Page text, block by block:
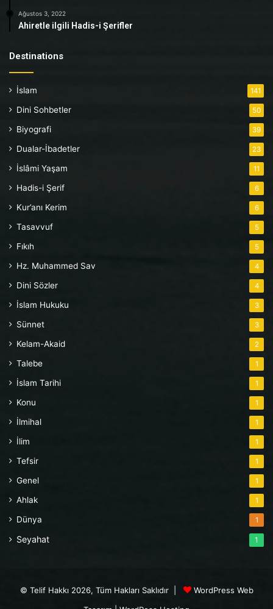
Ağustos 3, 2022
Ahiretle ilgili Hadis-i Şerifler
Destinations
İslam 141
Dini Sohbetler 50
Biyografi 39
Dualar-İbadetler 23
İslâmi Yaşam 11
Hadis-i Şerif 6
Kur’anı Kerim 6
Tasavvuf 5
Fıkıh 5
Hz. Muhammed Sav 4
Dini Sözler 4
İslam Hukuku 3
Sünnet 3
Kelam-Akaid 2
Talebe 1
İslam Tarihi 1
Konu 1
İlmihal 1
İlim 1
Tefsir 1
Genel 1
Ahlak 1
Dünya 1
Seyahat 1
© Telif Hakkı 2026, Tüm Hakları Saklıdır |
WordPress Web